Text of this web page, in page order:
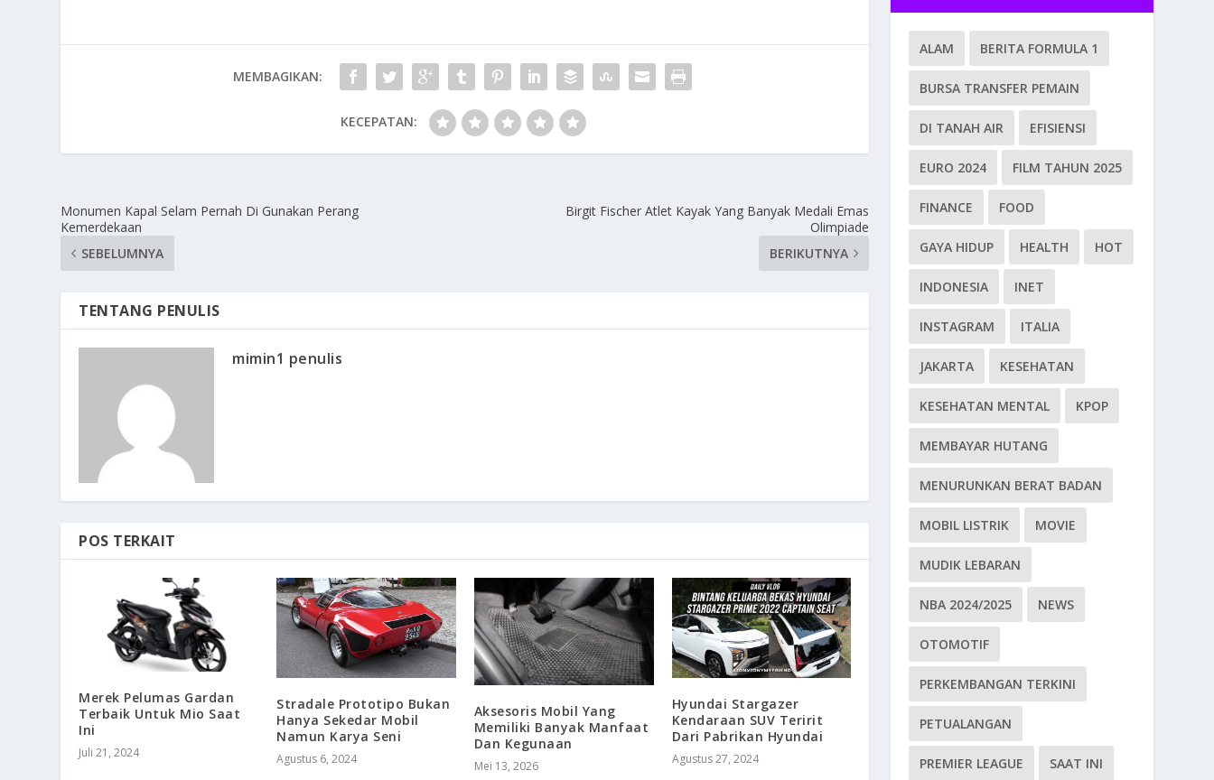
MEMBAGIKAN:
KECEPATAN:
Monumen Kapal Selam Pernah Di Gunakan Perang
Kemerdekaan
SEBELUMNYA
Birgit Fischer Atlet Kayak Yang Banyak Medali Emas
Olimpiade
BERIKUTNYA
TENTANG PENULIS
mimin1 penulis
POS TERKAIT
Merek Pelumas Gardan
Terbaik Untuk Mio Saat
Ini
Juli 21, 2024
Stradale Prototipo Bukan
Hanya Sekedar Mobil
Namun Karya Seni
Agustus 6, 2024
Aksesoris Mobil Yang
Memiliki Banyak Manfaat
Dan Kegunaan
Mei 13, 2026
Hyundai Stargazer
Kendaraan SUV Teririt
Dari Pabrikan Hyundai
Agustus 27, 2024
ALAM BERITA FORMULA 1
BURSA TRANSFER PEMAIN
DI TANAH AIR EFISIENSI
EURO 2024 FILM TAHUN 2025
FINANCE FOOD
GAYA HIDUP HEALTH HOT
INDONESIA INET
INSTAGRAM ITALIA
JAKARTA KESEHATAN
KESEHATAN MENTAL KPOP
MEMBAYAR HUTANG
MENURUNKAN BERAT BADAN
MOBIL LISTRIK MOVIE
MUDIK LEBARAN
NBA 2024/2025 NEWS
OTOMOTIF
PERKEMBANGAN TERKINI
PETUALANGAN
PREMIER LEAGUE SAAT INI